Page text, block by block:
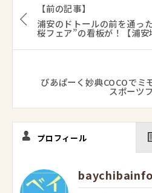
【前の記事】
浦安のドトールの前を通っ
桜フェア”の看板が！【浦安
ぴあぱーく妙典COCOで
スポーツ
プロフィール
baychibainfo